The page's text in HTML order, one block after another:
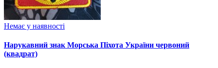
Немає у наявності
Нарукавний знак Морська Піхота України червоний
(квадрат)